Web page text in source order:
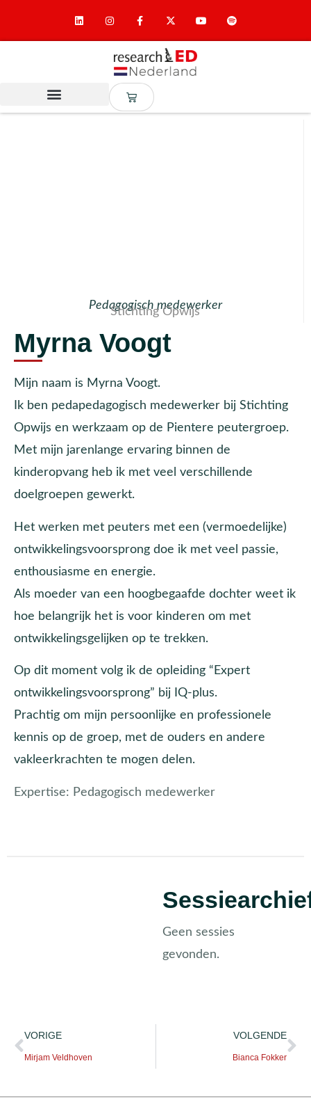
Pedagogisch medewerker
Stichting Opwijs
Myrna Voogt
Mijn naam is Myrna Voogt.
Ik ben pedapedagogisch medewerker bij Stichting
Opwijs en werkzaam op de Pientere peutergroep.
Met mijn jarenlange ervaring binnen de
kinderopvang heb ik met veel verschillende
doelgroepen gewerkt.
Het werken met peuters met een (vermoedelijke)
ontwikkelingsvoorsprong doe ik met veel passie,
enthousiasme en energie.
Als moeder van een hoogbegaafde dochter weet ik
hoe belangrijk het is voor kinderen om met
ontwikkelingsgelijken op te trekken.
Op dit moment volg ik de opleiding “Expert
ontwikkelingsvoorsprong” bij IQ-plus.
Prachtig om mijn persoonlijke en professionele
kennis op de groep, met de ouders en andere
vakleerkrachten te mogen delen.
Expertise: Pedagogisch medewerker
Geen sessies
gevonden.
VORIGE
Mirjam Veldhoven
VOLGENDE
Bianca Fokker